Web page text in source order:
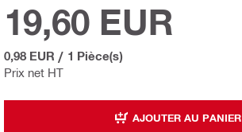
Prix net HT
19,60 EUR
0,98 EUR / 1 Pièce(s)
AJOUTER AU PANIER